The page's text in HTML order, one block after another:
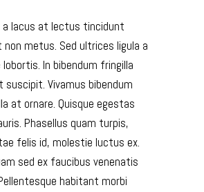
a lacus at lectus tincidunt
metus. Sed ultrices ligula a
lobortis. In bibendum fringilla
Vivamus bibendum
at ornare. Quisque egestas
Phasellus quam turpis,
felis id, molestie luctus ex.
sed ex faucibus venenatis
habitant morbi